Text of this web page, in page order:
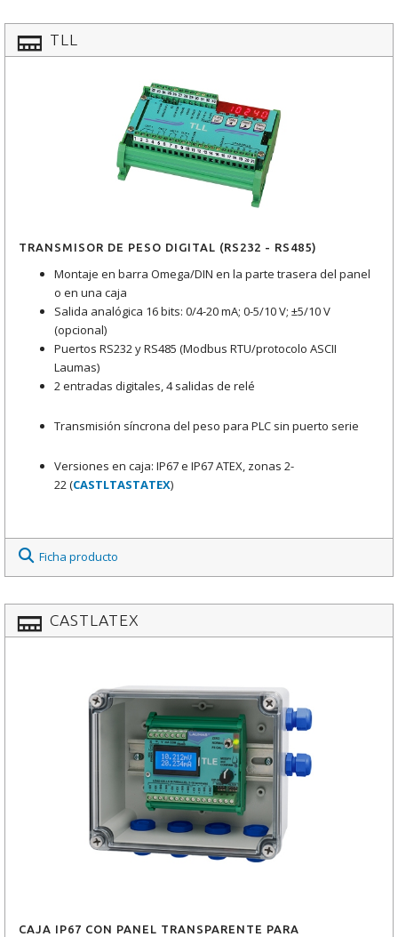
TLL
TRANSMISOR DE PESO DIGITAL (RS232 - RS485)
Montaje en barra Omega/DIN en la parte trasera del panel
o en una caja
Salida analógica 16 bits: 0/4-20 mA; 0-5/10 V; ±5/10 V
(opcional)
Puertos RS232 y RS485 (Modbus RTU/protocolo ASCII
Laumas)
2 entradas digitales, 4 salidas de relé
Transmisión síncrona del peso para PLC sin puerto serie
Versiones en caja: IP67 e IP67 ATEX, zonas 2-
22 (CASTLTASTATEX)
Ficha producto
CASTLATEX
CAJA IP67 CON PANEL TRANSPARENTE PARA